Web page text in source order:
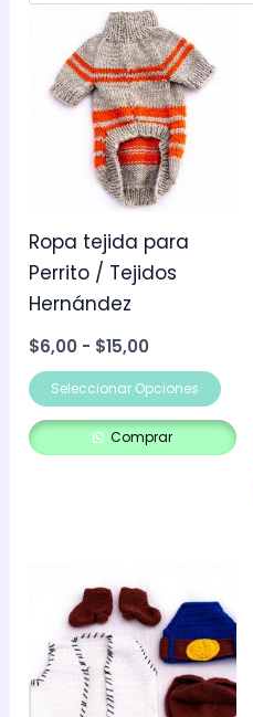
Ropa tejida para
Perrito / Tejidos
Hernández
$6,00 - $15,00
Rango
de
precios:
desde
$6,00
hasta
$15,00
Seleccionar Opciones
de
Comprar
precios:
desde
$20,00
hasta
$25,00